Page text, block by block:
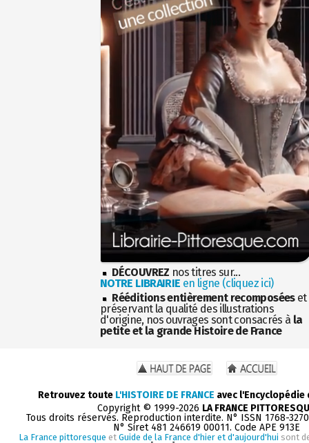
DÉCOUVREZ nos titres sur...
NOTRE LIBRAIRIE en ligne (cliquez ici)
Rééditions entièrement recomposéeset
préservant la qualité des illustrations
d'origine, nos ouvrages sont consacrés à la
petite et la grande Histoire de France
Retrouvez toute L'HISTOIRE DE FRANCE avec
Copyright © 1999-2026 LA FRANCE
Tous droits réservés. Reproduction interdite. N° ISSN 1768-
N° Siret 481 246619 00011. Code APE 913E
La France pittoresque et Guide de la France d'hier et d'aujourd'hui sont